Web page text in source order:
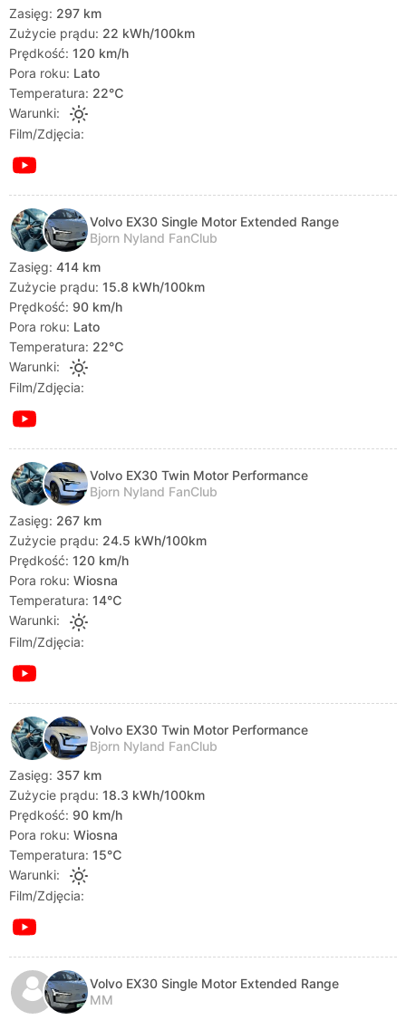
Zasięg: 297 km
Zużycie prądu: 22 kWh/100km
Prędkość: 120 km/h
Pora roku: Lato
Temperatura: 22℃
Warunki:
Film/Zdjęcia:
Volvo EX30 Single Motor Extended Range
Bjorn Nyland FanClub
Zasięg: 414 km
Zużycie prądu: 15.8 kWh/100km
Prędkość: 90 km/h
Pora roku: Lato
Temperatura: 22℃
Warunki:
Film/Zdjęcia:
Volvo EX30 Twin Motor Performance
Bjorn Nyland FanClub
Zasięg: 267 km
Zużycie prądu: 24.5 kWh/100km
Prędkość: 120 km/h
Pora roku: Wiosna
Temperatura: 14℃
Warunki:
Film/Zdjęcia:
Volvo EX30 Twin Motor Performance
Bjorn Nyland FanClub
Zasięg: 357 km
Zużycie prądu: 18.3 kWh/100km
Prędkość: 90 km/h
Pora roku: Wiosna
Temperatura: 15℃
Warunki:
Film/Zdjęcia:
Volvo EX30 Single Motor Extended Range
MM